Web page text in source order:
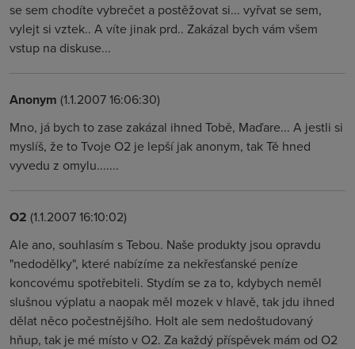
se sem chodíte vybrečet a postěžovat si... vyřvat se sem,
vylejt si vztek.. A víte jinak prd.. Zakázal bych vám všem
vstup na diskuse...
Anonym (1.1.2007 16:06:30)
Mno, já bych to zase zakázal ihned Tobě, Maďare... A jestli si
myslíš, že to Tvoje O2 je lepší jak anonym, tak Tě hned
vyvedu z omylu.......
O2 (1.1.2007 16:10:02)
Ale ano, souhlasím s Tebou. Naše produkty jsou opravdu
"nedodělky", které nabízíme za nekřesťanské peníze
koncovému spotřebiteli. Stydím se za to, kdybych neměl
slušnou výplatu a naopak měl mozek v hlavě, tak jdu ihned
dělat něco počestnějšího. Holt ale sem nedoštudovaný
hňup, tak je mé místo v O2. Za každý příspěvek mám od O2